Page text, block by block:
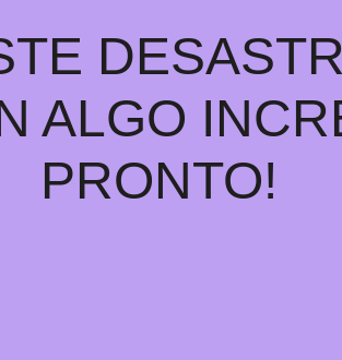
ALGO
PRONTO!